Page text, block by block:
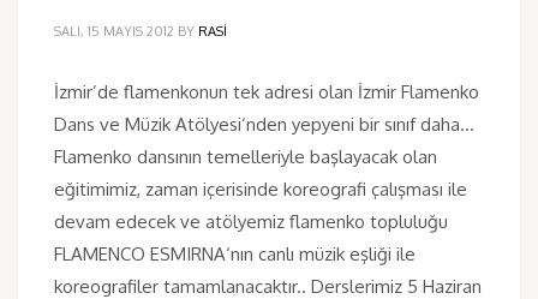
SALI, 15 MAYIS 2012 BY RASI
İzmir’de flamenkonun tek adresi olan İzmir Flamenko
Dans ve Müzik Atölyesi‘nden yepyeni bir sınıf daha…
Flamenko dansının temelleriyle başlayacak olan
eğitimimiz, zaman içerisinde koreografi çalışması ile
devam edecek ve atölyemiz flamenko topluluğu
FLAMENCO ESMIRNA‘nın canlı müzik eşliği ile
koreografiler tamamlanacaktır.. Derslerimiz 5 Haziran